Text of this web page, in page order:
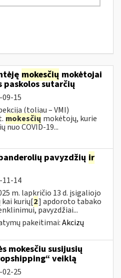
mokesčių mokėtojai
paskolos sutarčių
09-15
(toliau – VMI)
mokesčių mokėtojų, kurie
COVID-19...
pavyzdžių ir
11-14
m. lapkričio 13 d. įsigaliojo
kurių[2] apdoroto tabako
pavyzdžiai...
pakeitimai:Akcizų
mokesčiu susijusių
veiklą
02-25